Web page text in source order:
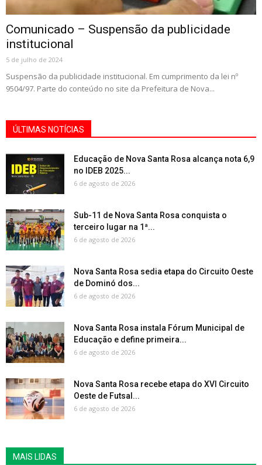
Comunicado – Suspensão da publicidade
institucional
5 de julho de 2024
Suspensão da publicidade institucional. Em cumprimento da lei nº
9504/97. Parte do conteúdo no site da Prefeitura de Nova...
ÚLTIMAS NOTÍCIAS
Educação de Nova Santa Rosa alcança nota 6,9
no IDEB 2025...
6 de agosto de 2026
Sub-11 de Nova Santa Rosa conquista o
terceiro lugar na 1ª...
6 de agosto de 2026
Nova Santa Rosa sedia etapa do Circuito Oeste
de Dominó dos...
6 de agosto de 2026
Nova Santa Rosa instala Fórum Municipal de
Educação e define primeira...
6 de agosto de 2026
Nova Santa Rosa recebe etapa do XVI Circuito
Oeste de Futsal...
6 de agosto de 2026
MAIS LIDAS